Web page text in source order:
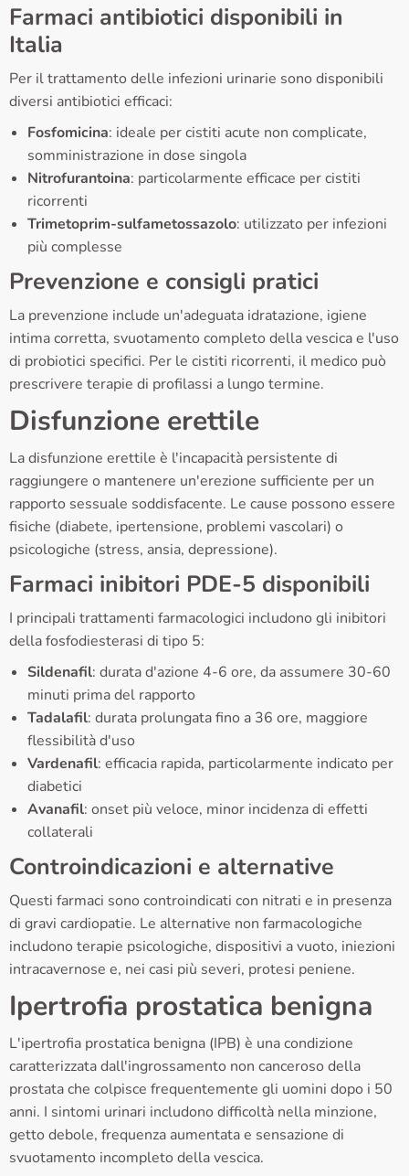
Farmaci antibiotici disponibili in
Italia
Per il trattamento delle infezioni urinarie sono disponibili
diversi antibiotici efficaci:
Fosfomicina: ideale per cistiti acute non complicate,
somministrazione in dose singola
Nitrofurantoina: particolarmente efficace per cistiti
ricorrenti
Trimetoprim-sulfametossazolo: utilizzato per infezioni
più complesse
Prevenzione e consigli pratici
La prevenzione include un'adeguata idratazione, igiene
intima corretta, svuotamento completo della vescica e l'uso
di probiotici specifici. Per le cistiti ricorrenti, il medico può
prescrivere terapie di profilassi a lungo termine.
Disfunzione erettile
La disfunzione erettile è l'incapacità persistente di
raggiungere o mantenere un'erezione sufficiente per un
rapporto sessuale soddisfacente. Le cause possono essere
fisiche (diabete, ipertensione, problemi vascolari) o
psicologiche (stress, ansia, depressione).
Farmaci inibitori PDE-5 disponibili
I principali trattamenti farmacologici includono gli inibitori
della fosfodiesterasi di tipo 5:
Sildenafil: durata d'azione 4-6 ore, da assumere 30-60
minuti prima del rapporto
Tadalafil: durata prolungata fino a 36 ore, maggiore
flessibilità d'uso
Vardenafil: efficacia rapida, particolarmente indicato per
diabetici
Avanafil: onset più veloce, minor incidenza di effetti
collaterali
Controindicazioni e alternative
Questi farmaci sono controindicati con nitrati e in presenza
di gravi cardiopatie. Le alternative non farmacologiche
includono terapie psicologiche, dispositivi a vuoto, iniezioni
intracavernose e, nei casi più severi, protesi peniene.
Ipertrofia prostatica benigna
L'ipertrofia prostatica benigna (IPB) è una condizione
caratterizzata dall'ingrossamento non canceroso della
prostata che colpisce frequentemente gli uomini dopo i 50
anni. I sintomi urinari includono difficoltà nella minzione,
getto debole, frequenza aumentata e sensazione di
svuotamento incompleto della vescica.